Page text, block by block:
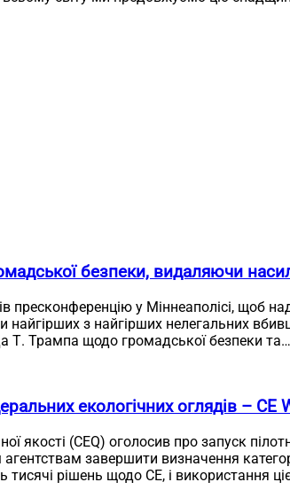
безпеки, видаляючи
у Міннеаполісі, щоб
з найгірших нелегальних
Т. Трампа щодо громадської безпеки та…
екологічних оглядів – CE
якості (CEQ) оголосив про запуск
завершити визначення
рішень щодо CE, і використання